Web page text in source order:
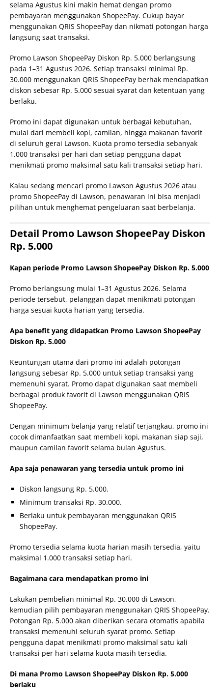
selama Agustus kini makin hemat dengan promo
pembayaran menggunakan ShopeePay. Cukup bayar
menggunakan QRIS ShopeePay dan nikmati potongan harga
langsung saat transaksi.
Promo Lawson ShopeePay Diskon Rp. 5.000 berlangsung
pada 1–31 Agustus 2026. Setiap transaksi minimal Rp.
30.000 menggunakan QRIS ShopeePay berhak mendapatkan
diskon sebesar Rp. 5.000 sesuai syarat dan ketentuan yang
berlaku.
Promo ini dapat digunakan untuk berbagai kebutuhan,
mulai dari membeli kopi, camilan, hingga makanan favorit
di seluruh gerai Lawson. Kuota promo tersedia sebanyak
1.000 transaksi per hari dan setiap pengguna dapat
menikmati promo maksimal satu kali transaksi setiap hari.
Kalau sedang mencari promo Lawson Agustus 2026 atau
promo ShopeePay di Lawson, penawaran ini bisa menjadi
pilihan untuk menghemat pengeluaran saat berbelanja.
Detail Promo Lawson ShopeePay Diskon
Rp. 5.000
Kapan periode Promo Lawson ShopeePay Diskon Rp. 5.000
Promo berlangsung mulai 1–31 Agustus 2026. Selama
periode tersebut, pelanggan dapat menikmati potongan
harga sesuai kuota harian yang tersedia.
Apa benefit yang didapatkan Promo Lawson ShopeePay
Diskon Rp. 5.000
Keuntungan utama dari promo ini adalah potongan
langsung sebesar Rp. 5.000 untuk setiap transaksi yang
memenuhi syarat. Promo dapat digunakan saat membeli
berbagai produk favorit di Lawson menggunakan QRIS
ShopeePay.
Dengan minimum belanja yang relatif terjangkau, promo ini
cocok dimanfaatkan saat membeli kopi, makanan siap saji,
maupun camilan favorit selama bulan Agustus.
Apa saja penawaran yang tersedia untuk promo ini
Diskon langsung Rp. 5.000.
Minimum transaksi Rp. 30.000.
Berlaku untuk pembayaran menggunakan QRIS
ShopeePay.
Promo tersedia selama kuota harian masih tersedia, yaitu
maksimal 1.000 transaksi setiap hari.
Bagaimana cara mendapatkan promo ini
Lakukan pembelian minimal Rp. 30.000 di Lawson,
kemudian pilih pembayaran menggunakan QRIS ShopeePay.
Potongan Rp. 5.000 akan diberikan secara otomatis apabila
transaksi memenuhi seluruh syarat promo. Setiap
pengguna dapat menikmati promo maksimal satu kali
transaksi per hari selama kuota masih tersedia.
Di mana Promo Lawson ShopeePay Diskon Rp. 5.000
berlaku